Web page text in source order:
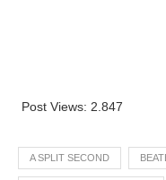
Post Views: 2.847
A SPLIT SECOND